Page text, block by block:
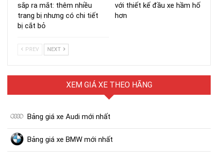
sắp ra mắt: thêm nhiều
trang bị nhưng có chi tiết
bị cắt bỏ
với thiết kế đầu xe hầm hố
hơn
PREV NEXT
XEM GIÁ XE THEO HÃNG
Bảng giá xe Audi mới nhất
Bảng giá xe BMW mới nhất